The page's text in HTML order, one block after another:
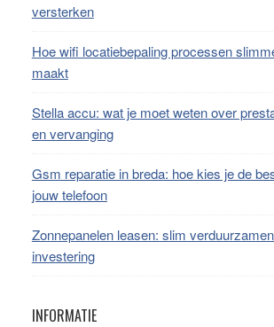
versterken
Hoe wifi locatiebepaling processen
maakt
Stella accu: wat je moet weten over
en vervanging
Gsm reparatie in breda: hoe kies je de
jouw telefoon
Zonnepanelen leasen: slim
investering
INFORMATIE